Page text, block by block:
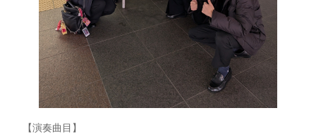
【演奏曲目】